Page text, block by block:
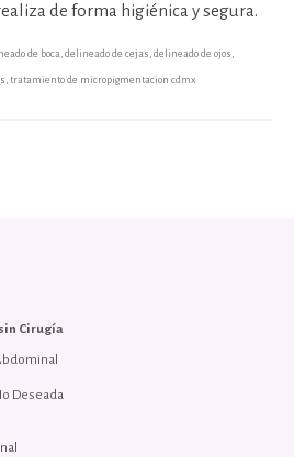
de forma higiénica y segura.
de boca, delineado de cejas , delineado de ojos ,
, tratamiento de micropigmentacion cdmx
Cirugía
Deseada